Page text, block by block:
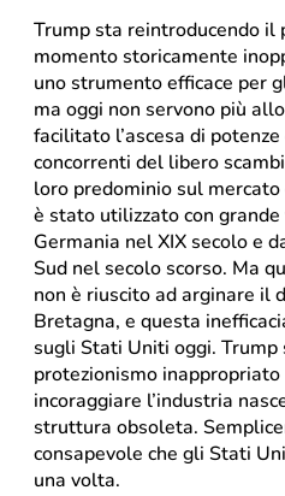
Trump sta reintroducendo il
momento storicamente
uno strumento efficace per
ma oggi non servono più
facilitato l’ascesa di
concorrenti del libero
loro predominio sul
è stato utilizzato con
Germania nel XIX secolo e
Sud nel secolo scorso. Ma
non è riuscito ad arginare il
Bretagna, e questa
sugli Stati Uniti oggi. Trump
protezionismo inappropriato
incoraggiare l’industria
struttura obsoleta.
consapevole che gli Stati
una volta.